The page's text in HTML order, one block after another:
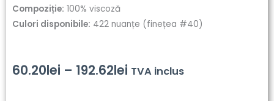
Compoziție: 100% viscoză
Culori disponibile: 422 nuanțe (finețea #40)
60.20lei – 192.62lei Interval
TVA inclus